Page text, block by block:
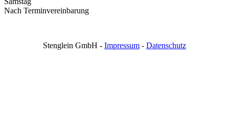
Nach Terminvereinbarung
Stenglein GmbH - Impressum - Datenschutz